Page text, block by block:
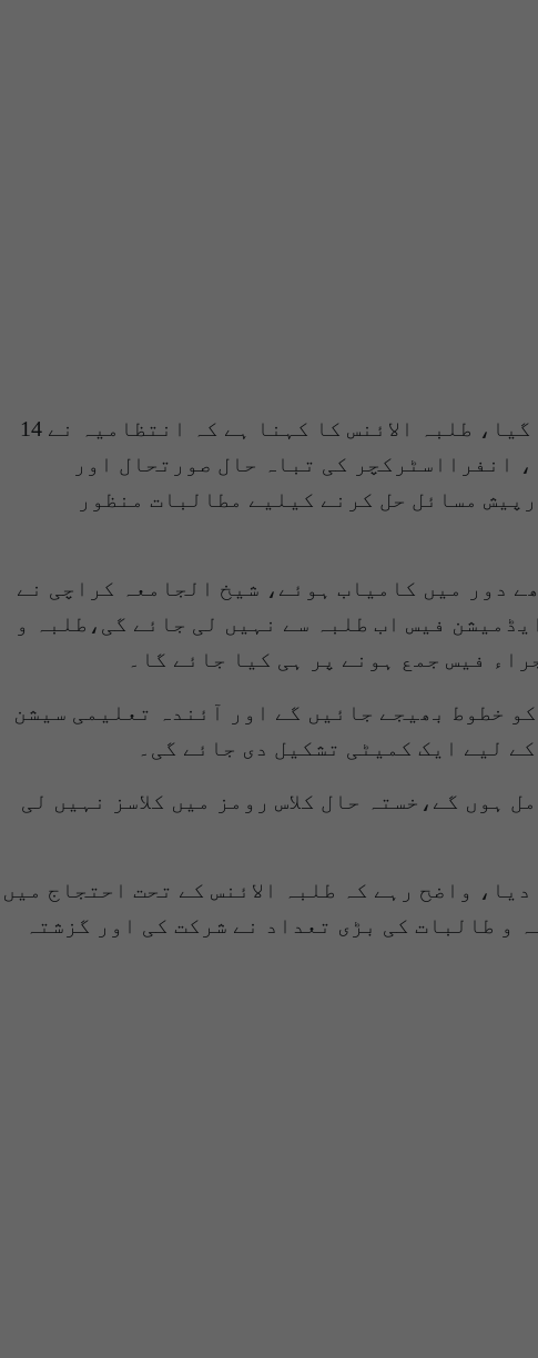
جامعہ کراچی کے طلبہ کا احتجاج شیخ الجامعہ کراچی کی یقین دہانیوں کے بعد ختم کر دیا گیا، طلبہ الائنس کا کہنا ہے کہ انتظامیہ نے 14
میں گزشتہ 8 روز سے طلبہ زائد فیسوں ، انفرااسٹرکچر کی تباہ حال صورتحال اور
مسائل حل کرنے کیلیے مطالبات منظور
دور میں کامیاب ہوئے، شیخ الجامعہ کراچی نے
سے کم کرکے 10 فیصد کردیا گیا ہے، ری ایڈمیشن فیس اب طلبہ سے نہیں لی جائے گی،طلبہ و
فیس جمع ہونے پر ہی کیا جائے گا۔
خطوط بھیجے جائیں گے اور آئندہ تعلیمی سیشن
گے،خستہ حال کلاس رومز میں کلاسز نہیں لی
واضح رہے کہ طلبہ الائنس کے تحت احتجاج میں
و طالبات کی بڑی تعداد نے شرکت کی اور گزشتہ